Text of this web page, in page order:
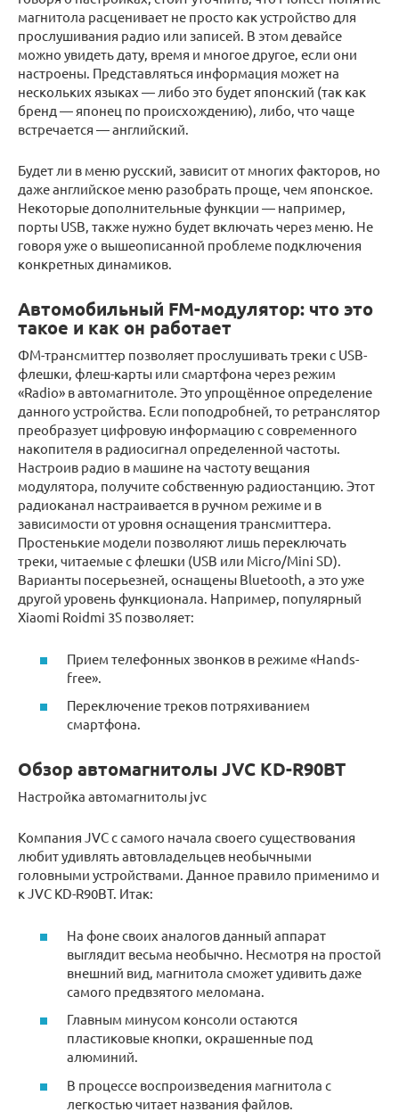
магнитола расценивает не просто как устройство для
прослушивания радио или записей. В этом девайсе
можно увидеть дату, время и многое другое, если они
настроены. Представляться информация может на
нескольких языках — либо это будет японский (так как
бренд — японец по происхождению), либо, что чаще
встречается — английский.
Будет ли в меню русский, зависит от многих факторов, но
даже английское меню разобрать проще, чем японское.
Некоторые дополнительные функции — например,
порты USB, также нужно будет включать через меню. Не
говоря уже о вышеописанной проблеме подключения
конкретных динамиков.
Автомобильный FM-модулятор: что это
такое и как он работает
ФМ-трансмиттер позволяет прослушивать треки с USB-
флешки, флеш-карты или смартфона через режим
«Radio» в автомагнитоле. Это упрощённое определение
данного устройства. Если поподробней, то ретранслятор
преобразует цифровую информацию с современного
накопителя в радиосигнал определенной частоты.
Настроив радио в машине на частоту вещания
модулятора, получите собственную радиостанцию. Этот
радиоканал настраивается в ручном режиме и в
зависимости от уровня оснащения трансмиттера.
Простенькие модели позволяют лишь переключать
треки, читаемые с флешки (USB или Micro/Mini SD).
Варианты посерьезней, оснащены Bluetooth, а это уже
другой уровень функционала. Например, популярный
Xiaomi Roidmi 3S позволяет:
Прием телефонных звонков в режиме «Hands-
free».
Переключение треков потряхиванием
смартфона.
Обзор автомагнитолы JVC KD-R90BT
Настройка автомагнитолы jvc
Компания JVC с самого начала своего существования
любит удивлять автовладельцев необычными
головными устройствами. Данное правило применимо и
к JVC KD-R90BT. Итак:
На фоне своих аналогов данный аппарат
выглядит весьма необычно. Несмотря на простой
внешний вид, магнитола сможет удивить даже
самого предвзятого меломана.
Главным минусом консоли остаются
пластиковые кнопки, окрашенные под
алюминий.
В процессе воспроизведения магнитола с
легкостью читает названия файлов.